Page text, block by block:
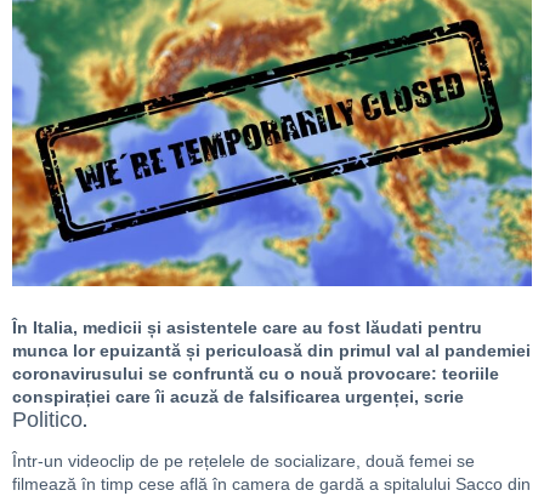
În Italia, medicii și asistentele care au fost lăudati pentru
munca lor epuizantă și periculoasă din primul val al pandemiei
coronavirusului se confruntă cu o nouă provocare: teoriile
conspirației care îi acuză de falsificarea urgenței, scrie
Politico.
Într-un videoclip de pe rețelele de socializare, două femei se
filmează în timp cese află în camera de gardă a spitalului Sacco din